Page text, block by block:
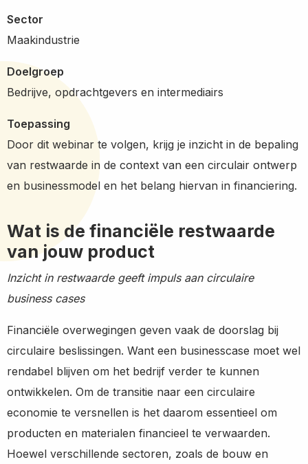
Sector
Maakindustrie
Doelgroep
Bedrijve, opdrachtgevers en intermediairs
Toepassing
Door dit webinar te volgen, krijg je inzicht in de bepaling
van restwaarde in de context van een circulair ontwerp
en businessmodel en het belang hiervan in financiering.
Wat is de financiële restwaarde
van jouw product
Inzicht in restwaarde geeft impuls aan circulaire
business cases
Financiële overwegingen geven vaak de doorslag bij
circulaire beslissingen. Want een businesscase moet wel
rendabel blijven om het bedrijf verder te kunnen
ontwikkelen. Om de transitie naar een circulaire
economie te versnellen is het daarom essentieel om
producten en materialen financieel te verwaarden.
Hoewel verschillende sectoren, zoals de bouw en